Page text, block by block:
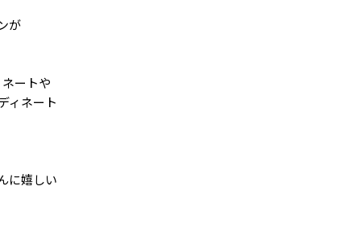
が
ートや
ィネート
に嬉しい